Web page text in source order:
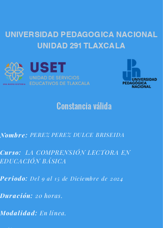
UNIVERSIDAD PEDAGOGICA NACIONAL
UNIDAD 291 TLAXCALA
Constancia válida
Nombre:
Curso: LA COMPRENSIÓN LECTORA EN
EDUCACIÓN BÁSICA
Periodo:
Duración: 20 horas.
Modalidad: En línea.
PEREZ PEREZ DULCE BRISEIDA
Del 9 al 15 de Diciembre de 2024